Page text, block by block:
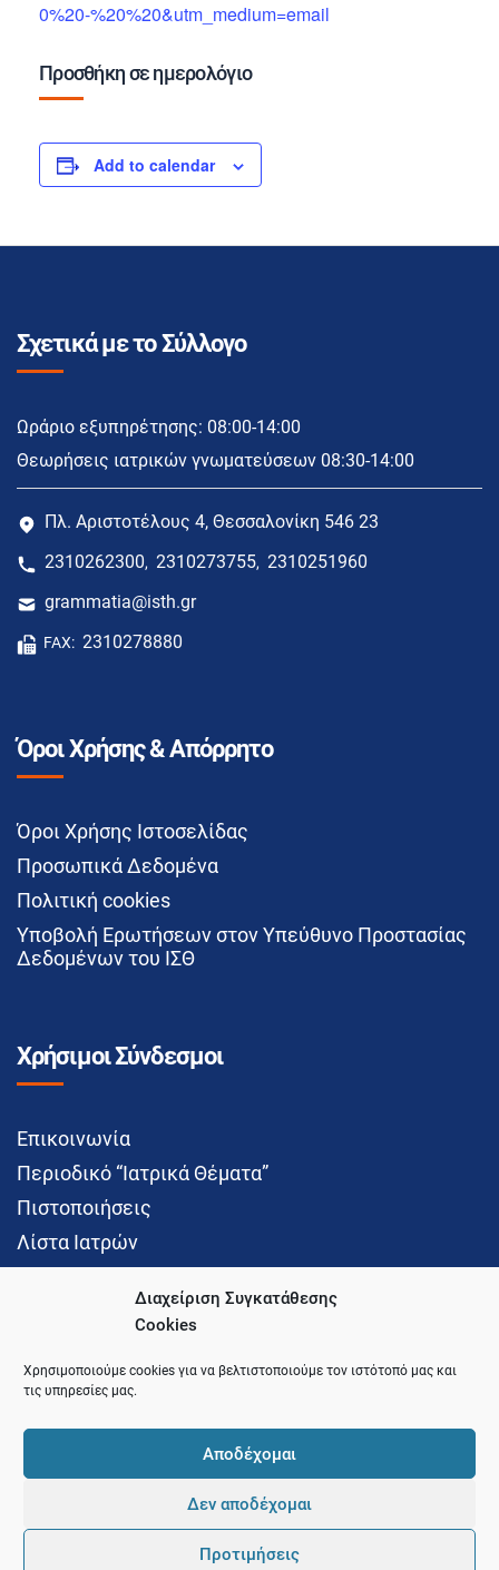
Διαχείριση Συγκατάθεσης
Cookies
Χρησιμοποιούμε cookies για να βελτιστοποιούμε τον ιστότοπό μας και
τις υπηρεσίες μας.
Αποδέχομαι
Δεν αποδέχομαι
Προτιμήσεις
0%20-%20%20&utm_medium=email
Προσθήκη σε ημερολόγιο
Add to calendar
Σχετικά με το Σύλλογο
Ωράριο εξυπηρέτησης: 08:00-14:00
Θεωρήσεις ιατρικών γνωματεύσεων 08:30-14:00
Πλ. Αριστοτέλους 4, Θεσσαλονίκη 546 23
2310262300, 2310273755, 2310251960
grammatia@isth.gr
FAX: 2310278880
Όροι Χρήσης & Απόρρητο
Όροι Χρήσης Ιστοσελίδας
Προσωπικά Δεδομένα
Πολιτική cookies
Υποβολή Ερωτήσεων στον Υπεύθυνο Προστασίας
Δεδομένων του ΙΣΘ
Χρήσιμοι Σύνδεσμοι
Επικοινωνία
Περιοδικό “Ιατρικά Θέματα”
Πιστοποιήσεις
Λίστα Ιατρών
Social Media
© 2021 Ιατρικός Σύλλογος Θεσσαλονίκης